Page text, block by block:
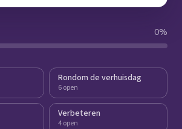
0%
Rondom de verhuisdag
6 open
Verbeteren
4 open